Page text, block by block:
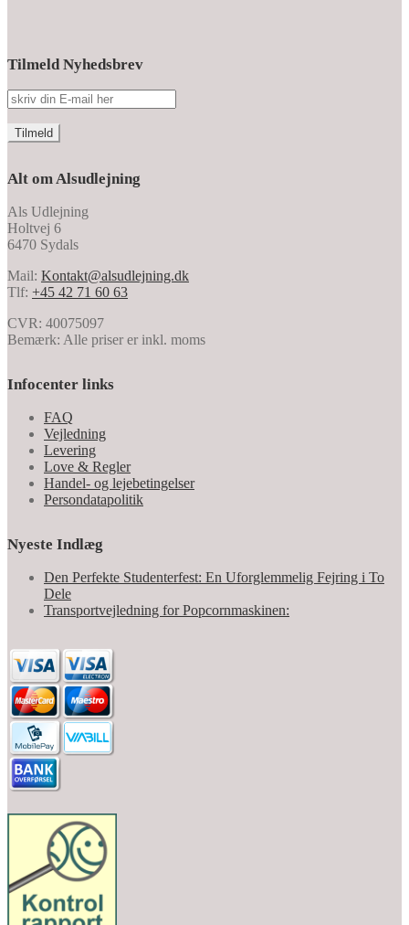
Tilmeld Nyhedsbrev
Alt om Alsudlejning
Als Udlejning
Holtvej 6
6470 Sydals
Mail: Kontakt@alsudlejning.dk
Tlf: +45 42 71 60 63
CVR: 40075097
Bemærk: Alle priser er inkl. moms
Infocenter links
FAQ
Vejledning
Levering
Love & Regler
Handel- og lejebetingelser
Persondatapolitik
Nyeste Indlæg
Den Perfekte Studenterfest: En Uforglemmelig Fejring i To
Dele
Transportvejledning for Popcornmaskinen: